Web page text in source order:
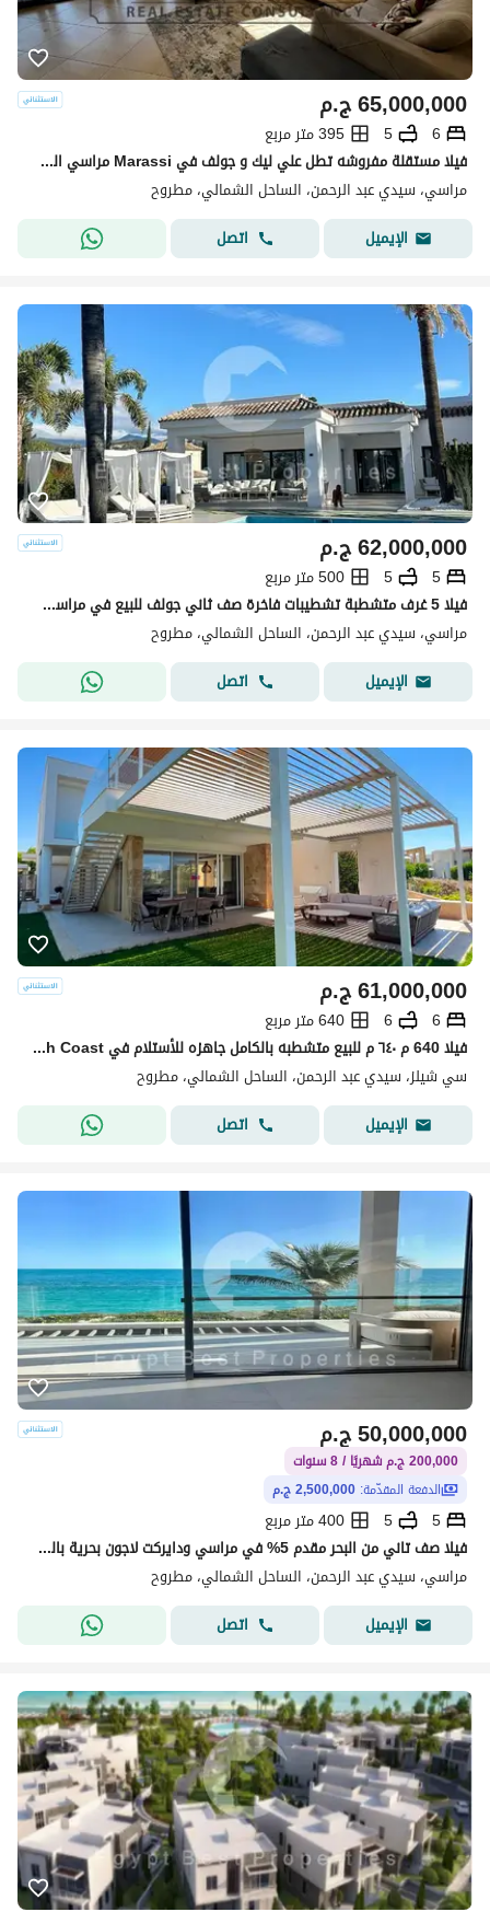
ج.م65,000,000
6
5
395 متر مربع
فيلا مستقلة مفروشه تطل علي ليك و جولف في Marassi مراسي الساحل الشمالي استلام فوري من اعمار
مراسي، سيدي عبد الرحمن، الساحل الشمالي، مطروح
الإيميل
اتصل
ج.م62,000,000
5
5
500 متر مربع
فيلا 5 غرف متشطبة تشطيبات فاخرة صف ثاني جولف للبيع في مراسي اعمار الساحل الشمالي
مراسي، سيدي عبد الرحمن، الساحل الشمالي، مطروح
الإيميل
اتصل
ج.م61,000,000
6
6
640 متر مربع
فيلا 640 م ٦٤٠ م للبيع متشطبه بالكامل جاهزه للأستلام في Seashell North Coastسيشيل بالساحل الشمالي سيدي عبدالرحمن سته غرف
سي شيلز، سيدي عبد الرحمن، الساحل الشمالي، مطروح
الإيميل
اتصل
ج.م50,000,000
200,000 ج.م شهريًا / 8 سنوات
الدفعة المقدّمة: 2,500,000 ج.م
5
5
400 متر مربع
فيلا صف تاني من البحر مقدم 5% في مراسي ودايركت لاجون بحرية بالكامل
مراسي، سيدي عبد الرحمن، الساحل الشمالي، مطروح
الإيميل
اتصل